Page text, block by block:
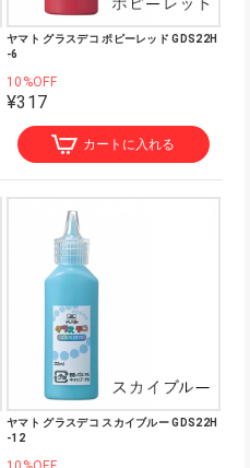
ヤマト グラスデコ ポピーレッド GDS22H
-6
10%OFF
¥317
カートに入れる
ヤマト グラスデコ スカイブルー GDS22H
-12